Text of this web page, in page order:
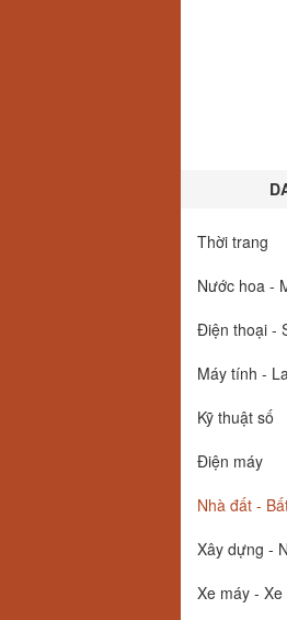
Thời trang
Nước hoa -
Điện thoại -
Máy tính -
Kỹ thuật số
Điện máy
Nhà đất -
Xây dựng -
Xe máy -